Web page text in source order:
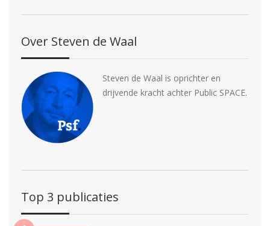
Over Steven de Waal
Steven de Waal is oprichter en
drijvende kracht achter Public SPACE.
Top 3 publicaties